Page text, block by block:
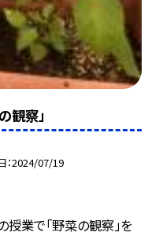
観察」
2024/07/19
授業で「野菜の観察」を